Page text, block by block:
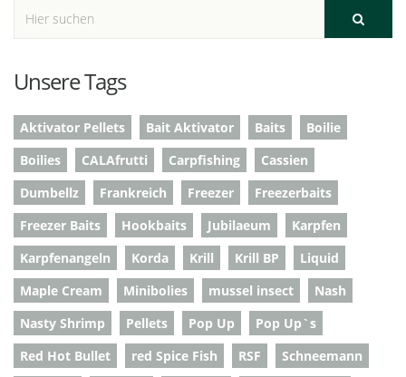
Unsere Tags
Aktivator Pellets Bait Aktivator Baits
Boilie
Boilies
CALAfrutti Carpfishing
Cassien
Dumbellz
Frankreich Freezer
Freezerbaits
Freezer Baits
Hookbaits Jubilaeum
Karpfen
Karpfenangeln
Korda Krill Krill BP
Liquid
Maple Cream
Minibolies mussel insect
Nash
Nasty Shrimp
Pellets Pop Up
Pop Up`s
Red Hot Bullet
red Spice Fish RSF
Schneemann